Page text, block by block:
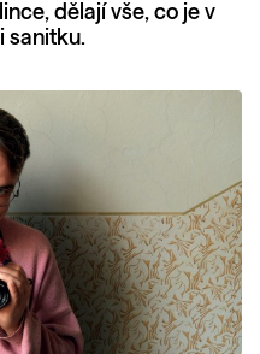
dělají vše, co je v
sanitku.